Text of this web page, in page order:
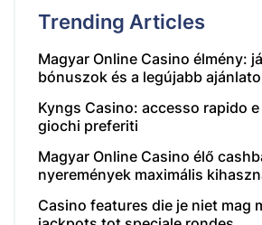
Trending Articles
Magyar Online Casino élmény:
bónuszok és a legújabb
Kyngs Casino: accesso rapido
giochi preferiti
Magyar Online Casino élő
nyeremények maximális
Casino features die je niet mag